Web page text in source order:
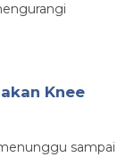
Knee
sampai